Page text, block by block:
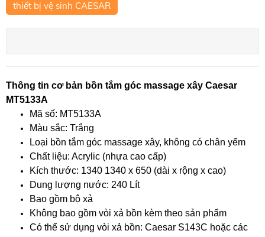
thiết bị vệ sinh CAESAR
Thông tin cơ bản bồn tắm góc massage xây Caesar
MT5133A
Mã số: MT5133A
Màu sắc: Trắng
Loại bồn tắm góc massage xây, không có chân yếm
Chất liệu: Acrylic (nhựa cao cấp)
Kích thước: 1340 1340 x 650 (dài x rộng x cao)
Dung lượng nước: 240 Lít
Bao gồm bộ xả
Không bao gồm vòi xả bồn kèm theo sản phẩm
Có thể sử dụng vòi xả bồn: Caesar S143C hoặc các